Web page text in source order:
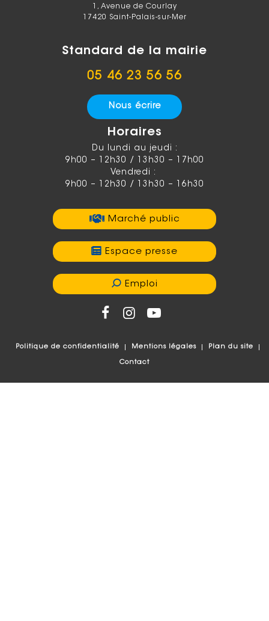
1, Avenue de Courlay
17420 Saint-Palais-sur-Mer
Standard de la mairie
05 46 23 56 56
Nous écrire
Horaires
Du lundi au jeudi :
9h00 – 12h30 / 13h30 – 17h00
Vendredi :
9h00 – 12h30 / 13h30 – 16h30
Marché public
Espace presse
Emploi
Politique de confidentialité Mentions légales Plan du site
Contact